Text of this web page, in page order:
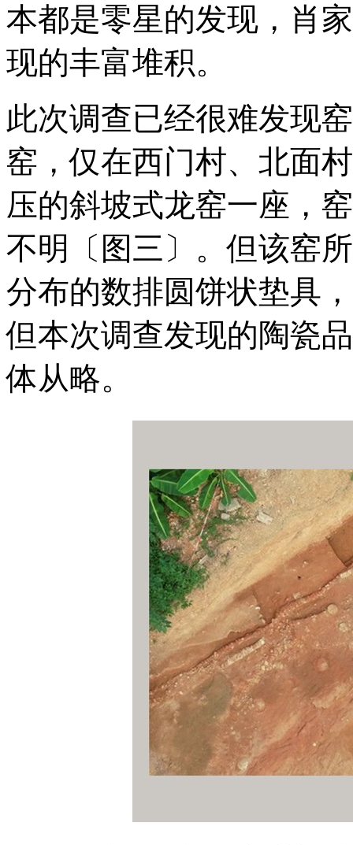
本都是零星的发现，肖
现的丰富堆积。
此次调查已经很难发现
窑，仅在西门村、北面
压的斜坡式龙窑一座，
不明〔图三〕。但该窑
分布的数排圆饼状垫具
但本次调查发现的陶瓷
体从略。